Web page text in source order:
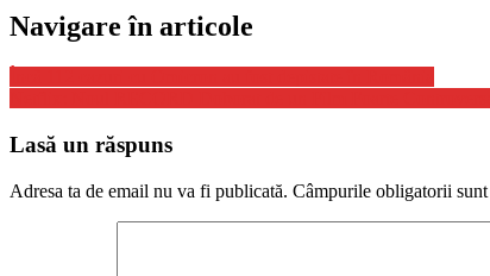
Navigare în articole
Lasă un răspuns
Adresa ta de email nu va fi publicată. Câmpurile obligatorii sunt